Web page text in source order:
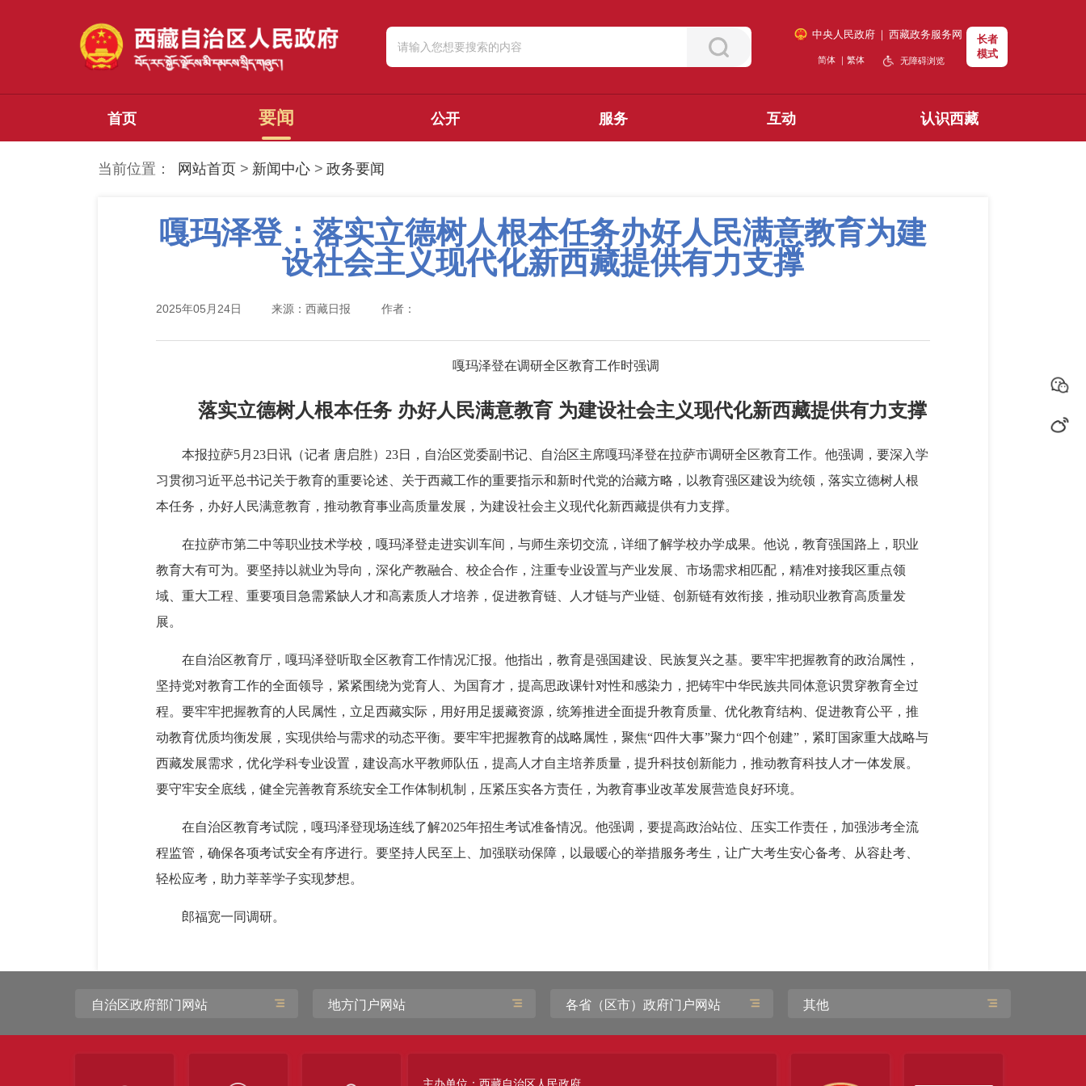
中央人民政府 ｜ 西藏政务服务网
简体｜ 繁体 无障碍浏览
长者
模式
首页 要闻 公开 服务 互动 认识西藏
当前位置： 网站首页 > 新闻中心 > 政务要闻
嘎玛泽登：落实立德树人根本任务办好人民满意教育为建
设社会主义现代化新西藏提供有力支撑
2025年05月24日 来源：西藏日报 作者：
嘎玛泽登在调研全区教育工作时强调
落实立德树人根本任务 办好人民满意教育 为建设社会主义现代化新西藏提供有力支撑
本报拉萨5月23日讯（记者 唐启胜）23日，自治区党委副书记、自治区主席嘎玛泽登在拉萨市调研全区教育工作。他强调，要深入学
习贯彻习近平总书记关于教育的重要论述、关于西藏工作的重要指示和新时代党的治藏方略，以教育强区建设为统领，落实立德树人根
本任务，办好人民满意教育，推动教育事业高质量发展，为建设社会主义现代化新西藏提供有力支撑。
在拉萨市第二中等职业技术学校，嘎玛泽登走进实训车间，与师生亲切交流，详细了解学校办学成果。他说，教育强国路上，职业
教育大有可为。要坚持以就业为导向，深化产教融合、校企合作，注重专业设置与产业发展、市场需求相匹配，精准对接我区重点领
域、重大工程、重要项目急需紧缺人才和高素质人才培养，促进教育链、人才链与产业链、创新链有效衔接，推动职业教育高质量发
展。
在自治区教育厅，嘎玛泽登听取全区教育工作情况汇报。他指出，教育是强国建设、民族复兴之基。要牢牢把握教育的政治属性，
坚持党对教育工作的全面领导，紧紧围绕为党育人、为国育才，提高思政课针对性和感染力，把铸牢中华民族共同体意识贯穿教育全过
程。要牢牢把握教育的人民属性，立足西藏实际，用好用足援藏资源，统筹推进全面提升教育质量、优化教育结构、促进教育公平，推
动教育优质均衡发展，实现供给与需求的动态平衡。要牢牢把握教育的战略属性，聚焦“四件大事”聚力“四个创建”，紧盯国家重大战略与
西藏发展需求，优化学科专业设置，建设高水平教师队伍，提高人才自主培养质量，提升科技创新能力，推动教育科技人才一体发展。
要守牢安全底线，健全完善教育系统安全工作体制机制，压紧压实各方责任，为教育事业改革发展营造良好环境。
在自治区教育考试院，嘎玛泽登现场连线了解2025年招生考试准备情况。他强调，要提高政治站位、压实工作责任，加强涉考全流
程监管，确保各项考试安全有序进行。要坚持人民至上、加强联动保障，以最暖心的举措服务考生，让广大考生安心备考、从容赴考、
轻松应考，助力莘莘学子实现梦想。
郎福宽一同调研。
自治区政府部门网站 地方门户网站 各省（区市）政府门户网站 其他